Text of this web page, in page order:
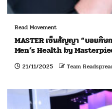
Read Movement
MASTER เซ็นสัญญา “บอยภิษ
Men’s Health by
21/11/2025 Team